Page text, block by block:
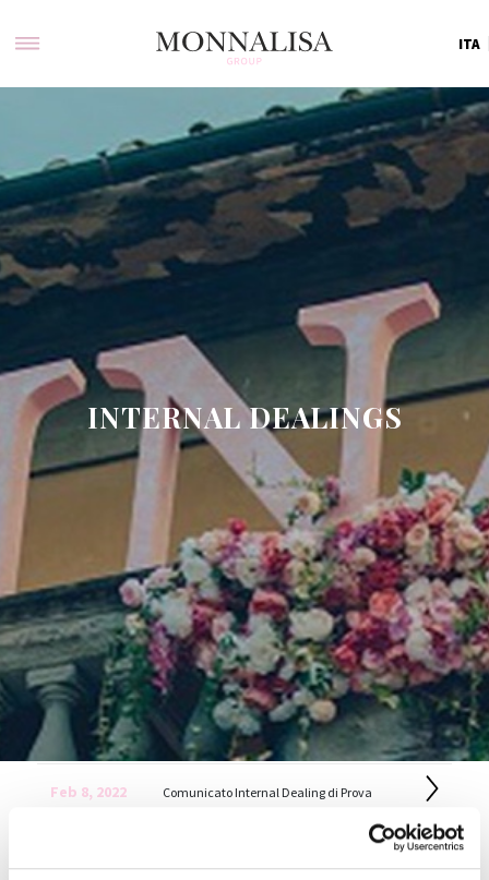
ITA
INTERNAL DEALINGS
Feb 8, 2022 Comunicato Internal Dealing di Prova